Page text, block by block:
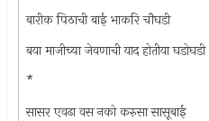
बारीक पिठाची बाई भाकरि चौघडी
बया माजीच्या जेवणाची याद होतीया घडोघडी
*
सासर एवढा वस नको करुसा सासूबाई